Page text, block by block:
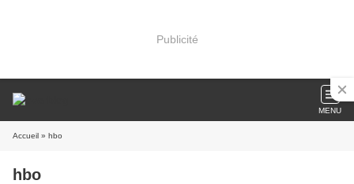
Publicité
MENU
Accueil » hbo
hbo